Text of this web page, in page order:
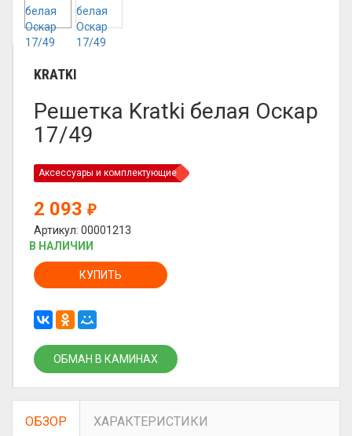
KRATKI
Решетка Kratki белая Оскар
17/49
Аксессуары и комплектующие
2 093 ₽
Артикул: 00001213
В НАЛИЧИИ
КУПИТЬ
ОБМАН В КАМИНАХ
ОБЗОР ХАРАКТЕРИСТИКИ